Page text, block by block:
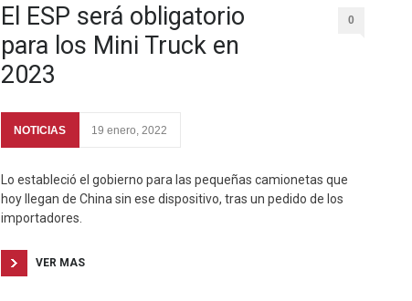
El ESP será obligatorio
para los Mini Truck en
2023
0
NOTICIAS 19 enero, 2022
Lo estableció el gobierno para las pequeñas camionetas que
hoy llegan de China sin ese dispositivo, tras un pedido de los
importadores.
VER MAS